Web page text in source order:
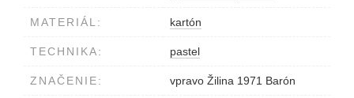
MATERIÁL: kartón
TECHNIKA: pastel
ZNAČENIE: vpravo Žilina 1971 Barón